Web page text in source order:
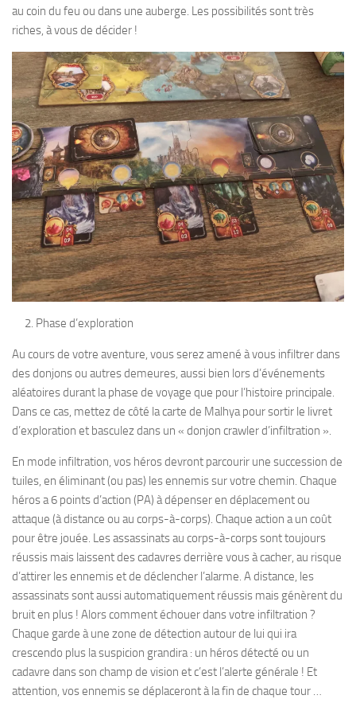
au coin du feu ou dans une auberge. Les possibilités sont très
riches, à vous de décider !
Phase d’exploration
Au cours de votre aventure, vous serez amené à vous infiltrer dans
des donjons ou autres demeures, aussi bien lors d’événements
aléatoires durant la phase de voyage que pour l’histoire principale.
Dans ce cas, mettez de côté la carte de Malhya pour sortir le livret
d’exploration et basculez dans un « donjon crawler d’infiltration ».
En mode infiltration, vos héros devront parcourir une succession de
tuiles, en éliminant (ou pas) les ennemis sur votre chemin. Chaque
héros a 6 points d’action (PA) à dépenser en déplacement ou
attaque (à distance ou au corps-à-corps). Chaque action a un coût
pour être jouée. Les assassinats au corps-à-corps sont toujours
réussis mais laissent des cadavres derrière vous à cacher, au risque
d’attirer les ennemis et de déclencher l’alarme. A distance, les
assassinats sont aussi automatiquement réussis mais génèrent du
bruit en plus ! Alors comment échouer dans votre infiltration ?
Chaque garde à une zone de détection autour de lui qui ira
crescendo plus la suspicion grandira : un héros détecté ou un
cadavre dans son champ de vision et c’est l’alerte générale ! Et
attention, vos ennemis se déplaceront à la fin de chaque tour …